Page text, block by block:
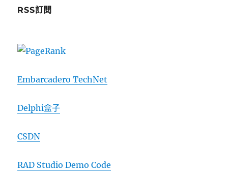
RSS訂閱
Embarcadero TechNet
Delphi盒子
CSDN
RAD Studio Demo Code